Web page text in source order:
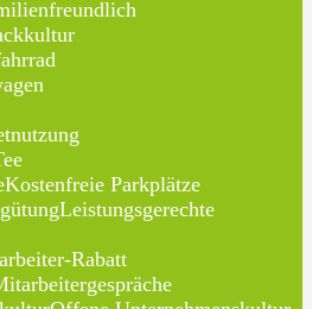
Kostenfreie Parkplätze
Leistungsgerechte
Rabatt